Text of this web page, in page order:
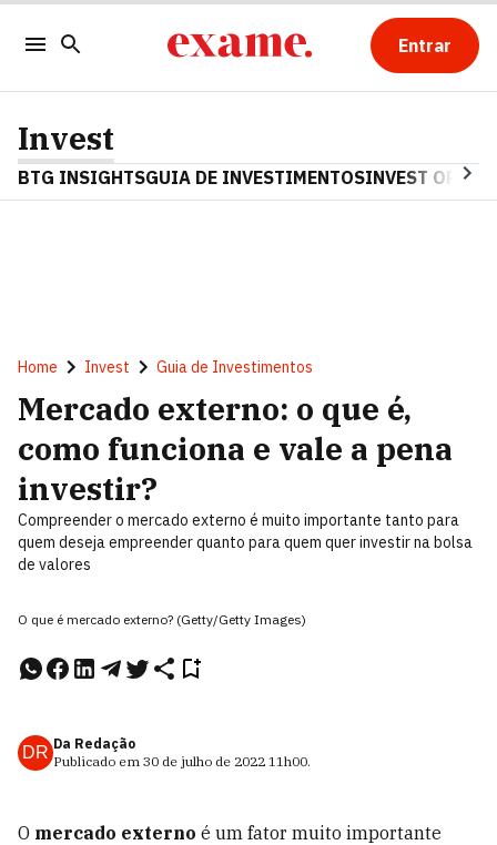
Entrar
Invest
BTG INSIGHTSGUIA DE INVESTIMENTOSINVEST OPINA
Home Invest Guia de Investimentos
Mercado externo: o que é,
como funciona e vale a pena
investir?
Compreender o mercado externo é muito importante tanto para
quem deseja empreender quanto para quem quer investir na bolsa
de valores
O que é mercado externo? (Getty/Getty Images)
DR Da Redação
Publicado em 30 de julho de 2022 11h00.
O mercado externo é um fator muito importante